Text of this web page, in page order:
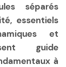
séparés
essentiels
et
guide
à